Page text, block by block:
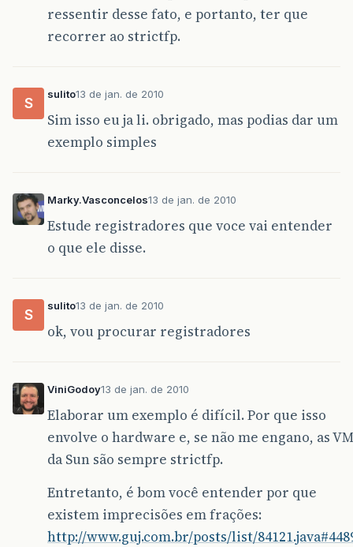
ressentir desse fato, e portanto, ter que
recorrer ao strictfp.
S
sulito13 de jan. de 2010
Sim isso eu ja li. obrigado, mas podias dar um
exemplo simples
Marky.Vasconcelos13 de jan. de 2010
Estude registradores que voce vai entender
o que ele disse.
S
sulito13 de jan. de 2010
ok, vou procurar registradores
ViniGodoy13 de jan. de 2010
Elaborar um exemplo é difícil. Por que isso
envolve o hardware e, se não me engano, as
da Sun são sempre strictfp.
Entretanto, é bom você entender por que
existem imprecisões em frações:
http://www.guj.com.br/posts/list/